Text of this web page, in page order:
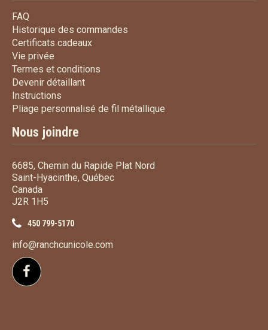
FAQ
Historique des commandes
Certificats cadeauxCertificats cadeaux
Vie privée
Termes et conditions
Devenir détaillantDevenir détaillant
Instructions
Pliage personnalisé de fil métallique
Nous joindre
6685, Chemin du Rapide Plat Nord
Saint-Hyacinthe, Québec
Canada
J2R 1H5
450 799-5170
info@ranchcunicole.com
Suivez-nous sur Facebook